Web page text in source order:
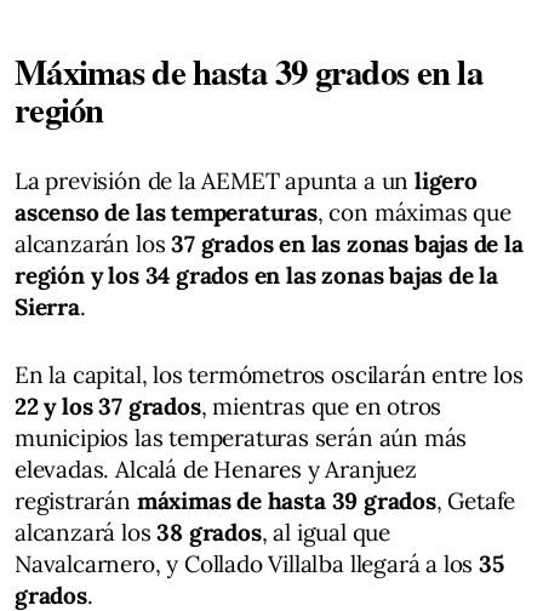
Máximas de hasta 39 grados en la
región
La previsión de la AEMET apunta a un ligero
ascenso de las temperaturas, con máximas que
alcanzarán los37 grados en las zonas bajas de la
región y los 34 grados en las zonas bajas de la
Sierra.
En la capital, los termómetros oscilarán entre los
22 y los 37 grados, mientras que en otros
municipios las temperaturas serán aún más
elevadas. Alcalá de Henares y Aranjuez
registrarán máximas de hasta 39 grados, Getafe
alcanzará los38 grados, al igual que
Navalcarnero, y Collado Villalba llegará a los35
grados.